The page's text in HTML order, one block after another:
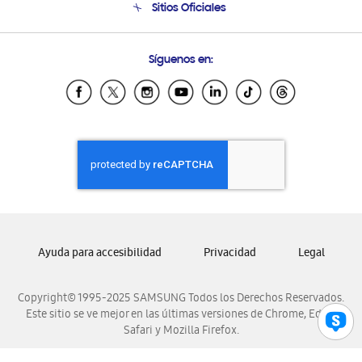
Condiciones de Compra
Soporte vía eMail
Sitios Oficiales
Samsung Ecuador
Samsung El Salvador
Samsung Honduras
Samsung Nicaragua
Samsung Panamá
Samsung Venezuela
Síguenos en:
Copyright© 1995-2025 SAMSUNG Todos los Derechos Reservados.
Este sitio se ve mejor en las últimas versiones de Chrome, Edge,
Safari y Mozilla Firefox.
Ayuda para accesibilidad Privacidad Legal